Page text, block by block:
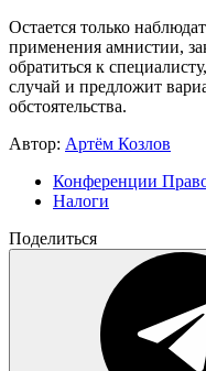
Остается только
применения амнистии,
обратиться к
случай и предложит
обстоятельства.
Автор: Артём Козлов
Конференции
Налоги
Поделиться